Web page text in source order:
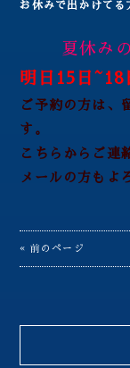
お休みで出かけて
夏休みの
明日15日~18
ご予約の方は、
す。
こちらからご連
メールの方もよ
« 前のページ